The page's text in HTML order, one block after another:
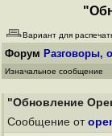
Вариант для
Форум Разговоры,
Изначальное сообщение
"Обновление
Сообщение от